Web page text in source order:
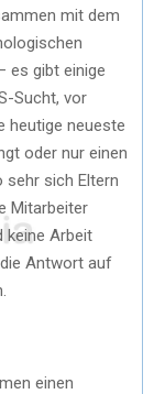
mit dem
es gibt einige
Sucht, vor
heutige neueste
oder nur einen
sehr sich Eltern
Mitarbeiter
keine Arbeit
Antwort auf
einen